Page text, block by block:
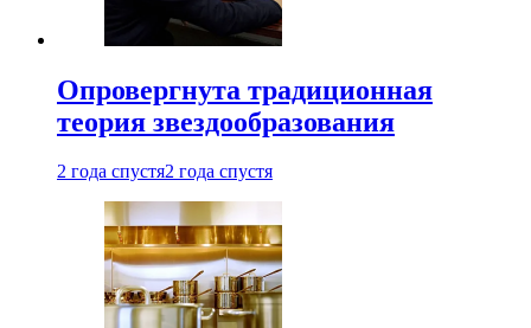
Опровергнута традиционная
теория звездообразования
2 года спустя2 года спустя